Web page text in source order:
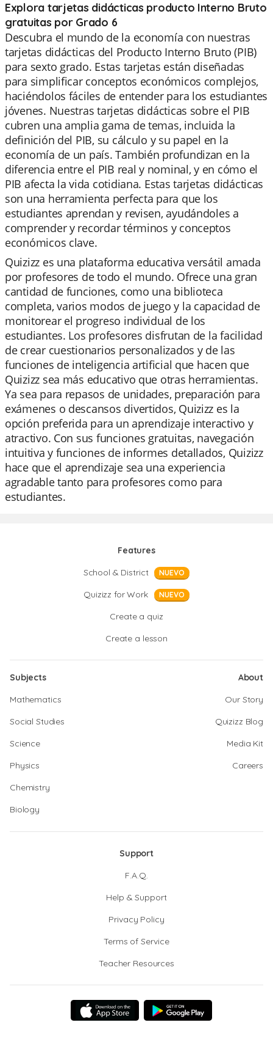
Explora tarjetas didácticas producto Interno Bruto
gratuitas por Grado 6
Descubra el mundo de la economía con nuestras
tarjetas didácticas del Producto Interno Bruto (PIB)
para sexto grado. Estas tarjetas están diseñadas
para simplificar conceptos económicos complejos,
haciéndolos fáciles de entender para los estudiantes
jóvenes. Nuestras tarjetas didácticas sobre el PIB
cubren una amplia gama de temas, incluida la
definición del PIB, su cálculo y su papel en la
economía de un país. También profundizan en la
diferencia entre el PIB real y nominal, y en cómo el
PIB afecta la vida cotidiana. Estas tarjetas didácticas
son una herramienta perfecta para que los
estudiantes aprendan y revisen, ayudándoles a
comprender y recordar términos y conceptos
económicos clave.
Quizizz es una plataforma educativa versátil amada
por profesores de todo el mundo. Ofrece una gran
cantidad de funciones, como una biblioteca
completa, varios modos de juego y la capacidad de
monitorear el progreso individual de los
estudiantes. Los profesores disfrutan de la facilidad
de crear cuestionarios personalizados y de las
funciones de inteligencia artificial que hacen que
Quizizz sea más educativo que otras herramientas.
Ya sea para repasos de unidades, preparación para
exámenes o descansos divertidos, Quizizz es la
opción preferida para un aprendizaje interactivo y
atractivo. Con sus funciones gratuitas, navegación
intuitiva y funciones de informes detallados, Quizizz
hace que el aprendizaje sea una experiencia
agradable tanto para profesores como para
estudiantes.
Features
School & District
NUEVO
Quizizz for Work NUEVO
Create a quiz
Create a lesson
Subjects
Mathematics
Social Studies
Science
Physics
Chemistry
Biology
About
Our Story
Quizizz Blog
Media Kit
Careers
Support
F.A.Q.
Help & Support
Privacy Policy
Terms of Service
Teacher Resources